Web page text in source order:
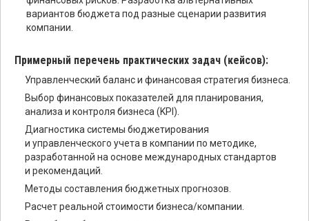
вариантов бюджета под разные сценарии развития
компании.
Примерный перечень практических задач (кейсов):
Управленческий баланс и финансовая стратегия бизнеса.
Выбор финансовых показателей для планирования,
анализа и контроля бизнеса (KPI).
Диагностика системы бюджетирования
и управленческого учета в компании по методике,
разработанной на основе международных стандартов
и рекомендаций.
Методы составления бюджетных прогнозов.
Расчет реальной стоимости бизнеса/компании.